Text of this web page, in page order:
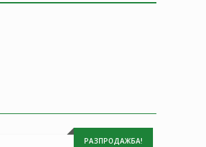
РАЗПРОДАЖБА!